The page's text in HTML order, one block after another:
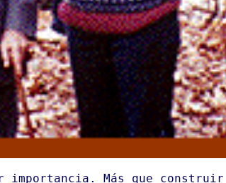
importancia. Más que construir